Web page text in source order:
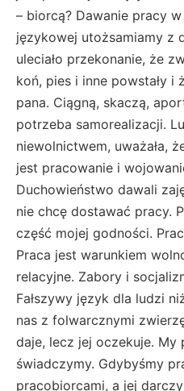
– biorcą? Dawanie pracy
językowej utożsamiamy z
uleciało przekonanie, że
koń, pies i inne powstały i
pana. Ciągną, skaczą,
potrzeba samorealizacji.
niewolnictwem, uważała,
jest pracowanie i
Duchowieństwo dawali
nie chcę dostawać pracy.
część mojej godności.
Praca jest warunkiem
relacyjne. Zabory i
Fałszywy język dla ludzi
nas z folwarcznymi
daje, lecz jej oczekuje. My
świadczymy. Gdybyśmy
pracobiorcami, a jej